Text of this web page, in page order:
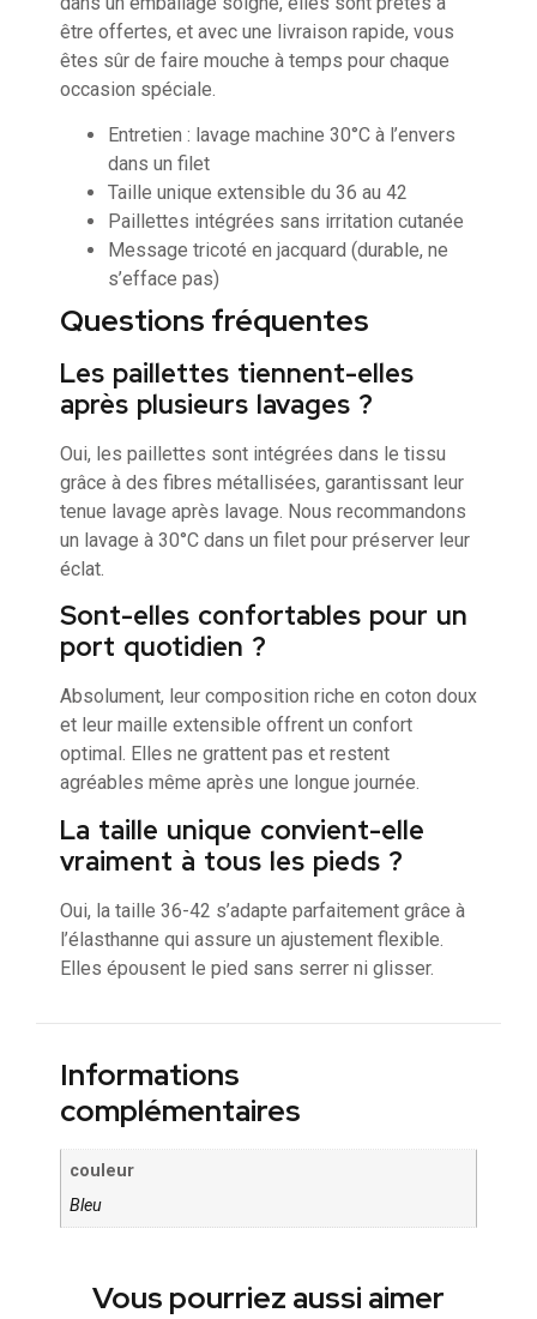
être offertes, et avec une livraison rapide, vous
êtes sûr de faire mouche à temps pour chaque
occasion spéciale.
Entretien : lavage machine 30°C à l’envers
dans un filet
Taille unique extensible du 36 au 42
Paillettes intégrées sans irritation cutanée
Message tricoté en jacquard (durable, ne
s’efface pas)
Questions fréquentes
Les paillettes tiennent-elles
après plusieurs lavages ?
Oui, les paillettes sont intégrées dans le tissu
grâce à des fibres métallisées, garantissant leur
tenue lavage après lavage. Nous recommandons
un lavage à 30°C dans un filet pour préserver leur
éclat.
Sont-elles confortables pour un
port quotidien ?
Absolument, leur composition riche en coton doux
et leur maille extensible offrent un confort
optimal. Elles ne grattent pas et restent
agréables même après une longue journée.
La taille unique convient-elle
vraiment à tous les pieds ?
Oui, la taille 36-42 s’adapte parfaitement grâce à
l’élasthanne qui assure un ajustement flexible.
Elles épousent le pied sans serrer ni glisser.
Informations
complémentaires
couleur
Bleu
Vous pourriez aussi aimer